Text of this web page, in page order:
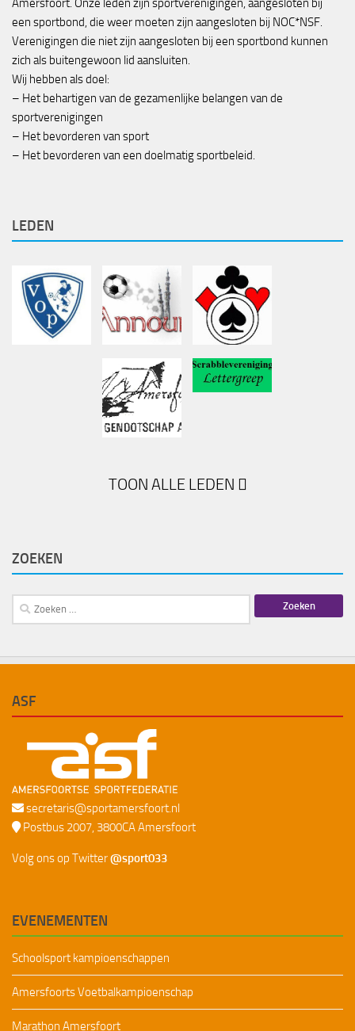
Amersfoort. Onze leden zijn sportverenigingen, aangesloten bij
een sportbond, die weer moeten zijn aangesloten bij NOC*NSF.
Verenigingen die niet zijn aangesloten bij een sportbond kunnen
zich als buitengewoon lid aansluiten.
Wij hebben als doel:
– Het behartigen van de gezamenlijke belangen van de
sportverenigingen
– Het bevorderen van sport
– Het bevorderen van een doelmatig sportbeleid.
LEDEN
TOON ALLE LEDEN
ZOEKEN
Zoeken
naar:
ASF
secretaris@sportamersfoort.nl
Postbus 2007, 3800CA Amersfoort
Volg ons op Twitter@sport033
EVENEMENTEN
Schoolsport kampioenschappen
Amersfoorts Voetbalkampioenschap
Marathon Amersfoort